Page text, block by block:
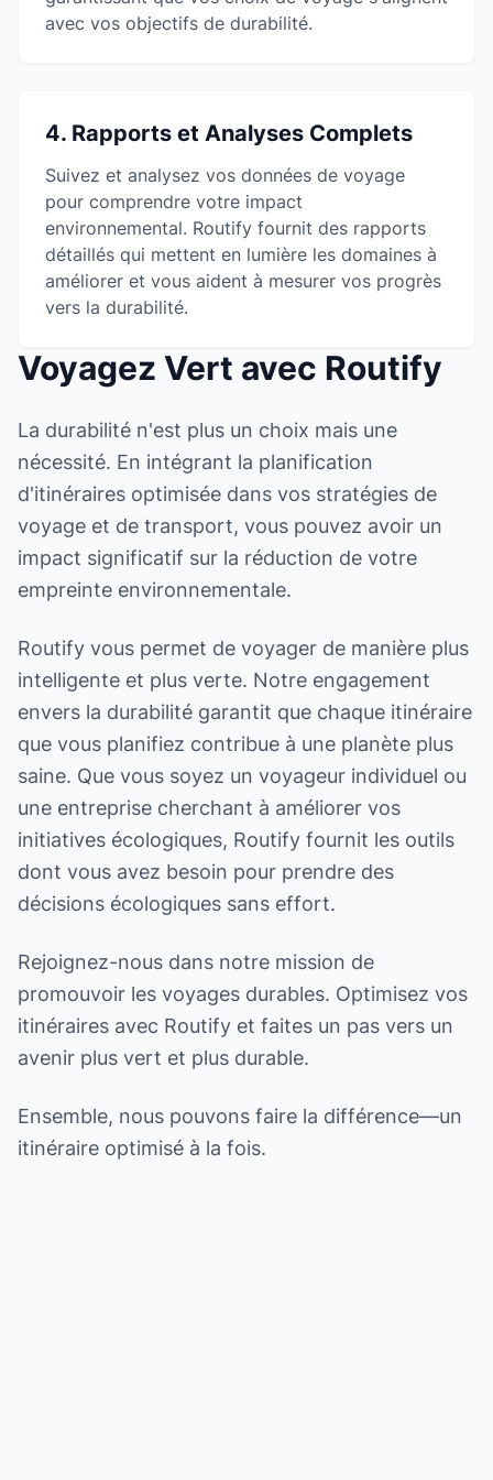
avec vos objectifs de durabilité.
4. Rapports et Analyses Complets
Suivez et analysez vos données de voyage
pour comprendre votre impact
environnemental. Routify fournit des rapports
détaillés qui mettent en lumière les domaines à
améliorer et vous aident à mesurer vos progrès
vers la durabilité.
Voyagez Vert avec Routify
La durabilité n'est plus un choix mais une
nécessité. En intégrant la planification
d'itinéraires optimisée dans vos stratégies de
voyage et de transport, vous pouvez avoir un
impact significatif sur la réduction de votre
empreinte environnementale.
Routify vous permet de voyager de manière plus
intelligente et plus verte. Notre engagement
envers la durabilité garantit que chaque itinéraire
que vous planifiez contribue à une planète plus
saine. Que vous soyez un voyageur individuel ou
une entreprise cherchant à améliorer vos
initiatives écologiques, Routify fournit les outils
dont vous avez besoin pour prendre des
décisions écologiques sans effort.
Rejoignez-nous dans notre mission de
promouvoir les voyages durables. Optimisez vos
itinéraires avec Routify et faites un pas vers un
avenir plus vert et plus durable.
Ensemble, nous pouvons faire la différence—un
itinéraire optimisé à la fois.